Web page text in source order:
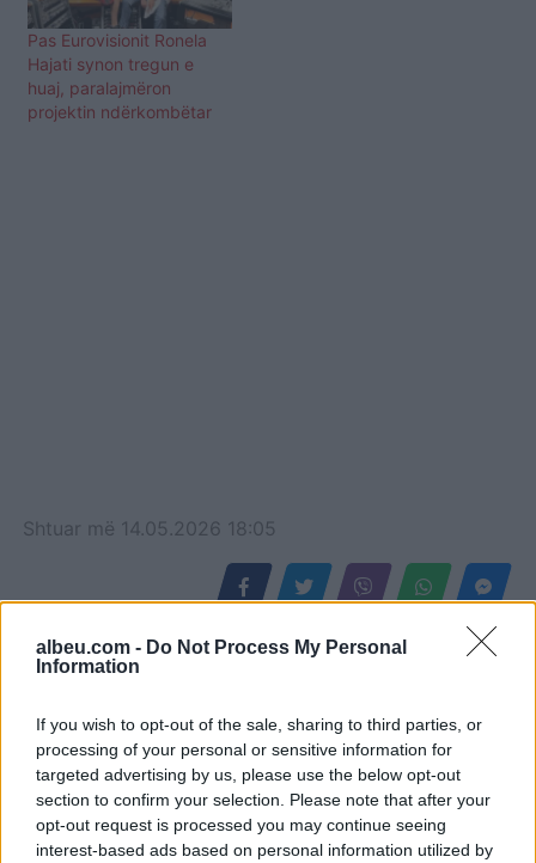
albeu.com - Do Not Process My Personal
Information
If you wish to opt-out of the sale, sharing to third parties, or
processing of your personal or sensitive information for
targeted advertising by us, please use the below opt-out
section to confirm your selection. Please note that after your
opt-out request is processed you may continue seeing
interest-based ads based on personal information utilized by
Pas Eurovisionit Ronela
Hajati synon tregun e
huaj, paralajmëron
projektin ndërkombëtar
Shtuar më 14.05.2026 18:05